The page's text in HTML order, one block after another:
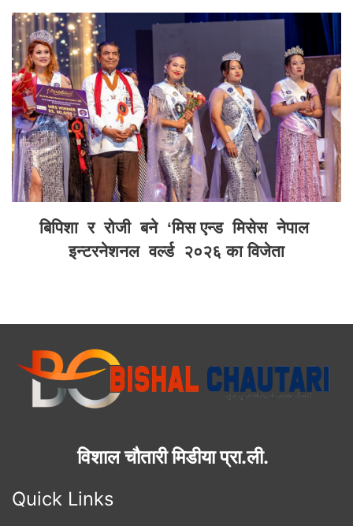
बिपिशा र रोजी बने ‘मिस एन्ड मिसेस नेपाल
इन्टरनेशनल वर्ल्ड २०२६ का विजेता
विशाल चौतारी मिडीया प्रा.ली.
Quick Links